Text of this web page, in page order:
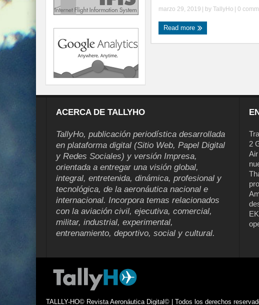
marzo 29, 2019 | by TallyHo | 0
Read more
ACERCA DE TALLYHO
TallyHo, publicación periodística desarrollada
en plataforma digital (Sitio Web, Papel Digital
y Redes Sociales) y versión Impresa,
orientada a entregar una visión global,
integral, entretenida, dinámica, profesional y
tecnológica, de la aeronáutica nacional e
internacional. Incorpora temas relacionados
con la aviación civil, ejecutiva, comercial,
militar, industrial, experimental,
entrenamiento, deportivo, social y cultural.
2
TALLLY-HO© Revista Aeronáutica Digital© | Todos los derechos